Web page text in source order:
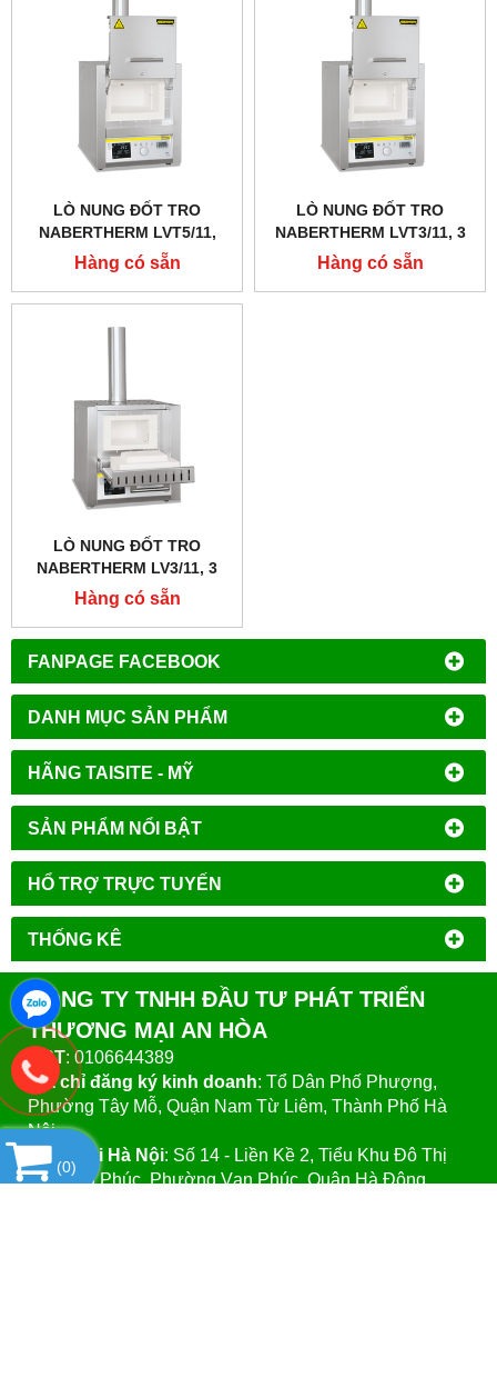
FANPAGE FACEBOOK
DANH MỤC SẢN PHẨM
HÃNG TAISITE - MỸ
SẢN PHẨM NỔI BẬT
HỔ TRỢ TRỰC TUYẾN
THỐNG KÊ
LÒ NUNG ĐỐT TRO
NABERTHERM LVT5/11,
1100 ĐỘ 5 LÍT, CỬA TRƯỢT
LÊN
Hàng có sẵn
LÒ NUNG ĐỐT TRO
NABERTHERM LVT3/11, 3
LÍT 1100 ĐỘ, CỬA TRƯỢT
LÊN
Hàng có sẵn
LÒ NUNG ĐỐT TRO
NABERTHERM LV3/11, 3
LÍT 1100 ĐỘ
Hàng có sẵn
CÔNG TY TNHH ĐẦU TƯ PHÁT TRIỂN
THƯƠNG MẠI AN HÒA
MST: 0106644389
Địa chỉ đăng ký kinh doanh: Tổ Dân Phố Phượng,
Phường Tây Mỗ, Quận Nam Từ Liêm, Thành Phố Hà
Nội.
VPGD tại Hà Nội: Số 14 - Liền Kề 2, Tiểu Khu Đô Thị
Mới Vạn Phúc, Phường Vạn Phúc, Quận Hà Đông,
(0)